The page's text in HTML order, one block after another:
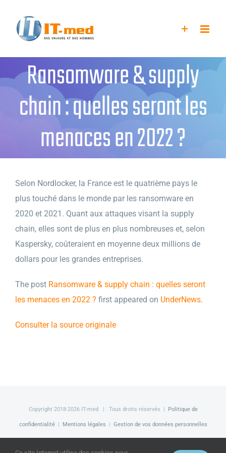
contenu
Ransomware & supply
chain : quelles seront les
menaces en 2022 ?
Selon Nordlocker, la France est le quatrième pays le
plus touché dans le monde par les ransomware en
2020 et 2021. Quant aux attaques visant la supply
chain, elles sont de plus en plus nombreuses et, selon
Kaspersky, coûteraient en moyenne deux millions de
dollars pour les grandes entreprises.
The post Ransomware & supply chain : quelles seront
les menaces en 2022 ? first appeared on UnderNews.
Consulter la source originale
Copyright 2018-2026 IT-med | Tous droits réservés | Politique de
confidentialité| Mentions légales | Gestion de vos données personnelles